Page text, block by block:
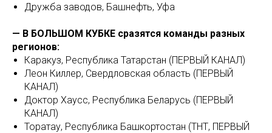
Дружба заводов, Башнефть, Уфа
— В БОЛЬШОМ КУБКЕ сразятся команды разных
регионов:
Каракуз, Республика Татарстан (ПЕРВЫЙ КАНАЛ)
Леон Киллер, Свердловская область (ПЕРВЫЙ
КАНАЛ)
Доктор Хаусс, Республика Беларусь (ПЕРВЫЙ
КАНАЛ)
Торатау, Республика Башкортостан (ТНТ, ПЕРВЫЙ